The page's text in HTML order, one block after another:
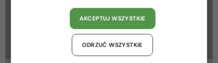
czasie, z maksymalną precyzją.
United Arab Emirates / EN
Austria / AT
Niemcy / DE
AKCEPTUJ WSZYSTKIE
ODRZUĆ WSZYSTKIE